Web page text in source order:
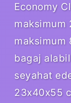
Economy
maksimum
maksimum
bagaj
seyahat
23x40x55